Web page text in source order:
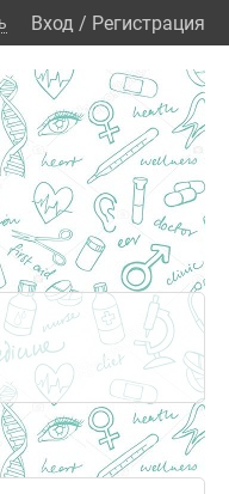
Вход / Регистрация